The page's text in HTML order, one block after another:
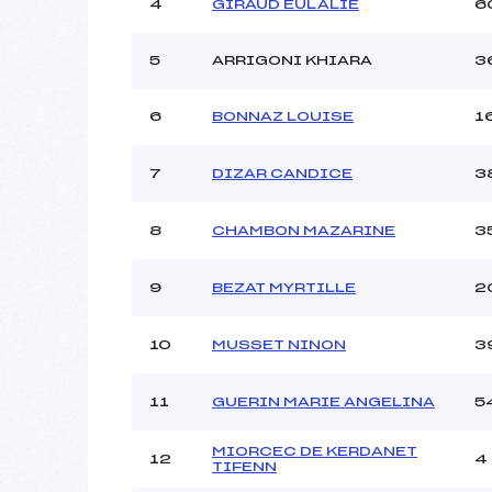
Ouvreurs A :
Ouvreurs C :
Ouvreurs E :
Pénalité appliquée :
4 GIRAUD EULALIE
5 ARRIGONI KHIARA
6 BONNAZ LOUISE
7 DIZAR CANDICE
8 CHAMBON MAZARINE
9 BEZAT MYRTILLE
10 MUSSET NINON
11 GUERIN MARIE ANGELINA
12
MIORCEC DE KERDANET
TIFENN
4